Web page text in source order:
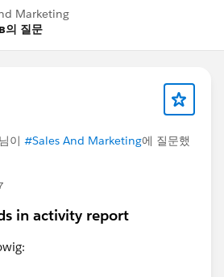
Marketing
질문
님이 #Sales And Marketing에 질문했
in activity report